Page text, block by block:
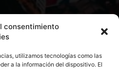
consentimiento
utilizamos tecnologías como las
a la información del dispositivo. El